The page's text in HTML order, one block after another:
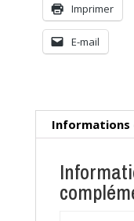
Imprimer
E-mail
Informations